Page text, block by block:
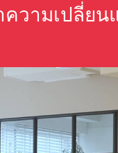
วามเปลี่ย